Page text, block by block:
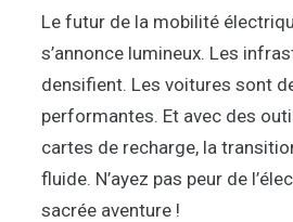
Le futur de la mobilité
s’annonce lumineux. Les
densifient. Les voitures sont
performantes. Et avec des
cartes de recharge, la
fluide. N’ayez pas peur de
sacrée aventure !